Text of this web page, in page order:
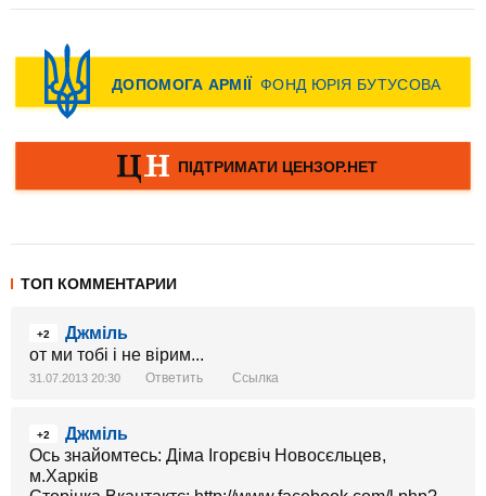
ТОП КОММЕНТАРИИ
+2
Джміль
от ми тобі і не вірим...
31.07.2013 20:30 Ответить Ссылка
+2
Джміль
Ось знайомтесь: Діма Ігорєвіч Новосєльцев,
м.Харків